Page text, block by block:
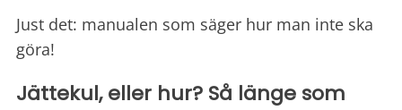
Just det: manualen som säger hur man inte ska
göra!
Jättekul, eller hur? Så länge som